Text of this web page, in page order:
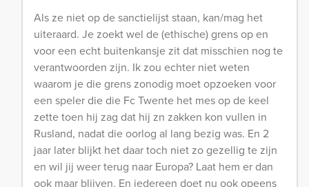
Als ze niet op de sanctielijst staan, kan/mag het
uiteraard. Je zoekt wel de (ethische) grens op en
voor een echt buitenkansje zit dat misschien nog te
verantwoorden zijn. Ik zou echter niet weten
waarom je die grens zonodig moet opzoeken voor
een speler die die Fc Twente het mes op de keel
zette toen hij zag dat hij zn zakken kon vullen in
Rusland, nadat die oorlog al lang bezig was. En 2
jaar later blijkt het daar toch niet zo gezellig te zijn
en wil jij weer terug naar Europa? Laat hem er dan
ook maar blijven. En iedereen doet nu ook opeens